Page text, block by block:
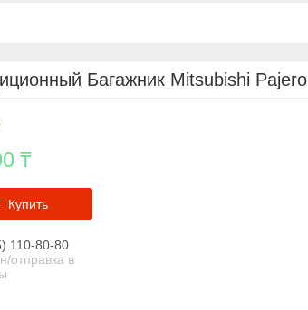
Багажник Mitsubishi Pajero
₸
Купить
110-80-80
отправка в